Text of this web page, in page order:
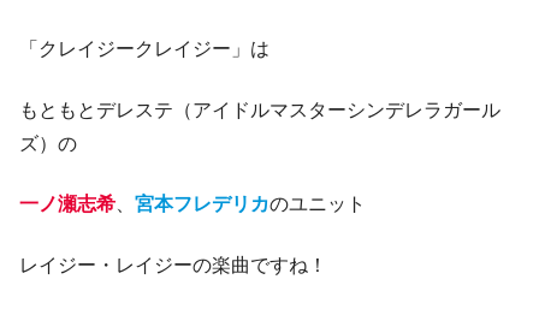
「クレイジークレイジー」は
もともとデレステ（アイドルマスターシンデレラガール
ズ）の
一ノ瀬志希 宮本フレデリカのユニット
レイジー・レイジーの楽曲ですね！